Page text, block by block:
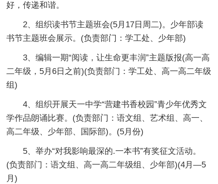
好，传递和谐。
2、组织读书节主题班会(5月17日周二)。少年部读
书节主题班会展示。(负责部门：学工处、少年部)
3、编辑一期“阅读，让生命更丰润”主题版报(高一高
二年级，5月6日之前)(负责部门：学工处、高一高二年级
组)
4、组织开展天一中学“营建书香校园”青少年优秀文
学作品朗诵比赛。(负责部门：语文组、艺术组、高一、
高二年级、少年部、国际部)。(5月份)
5、举办“对我影响最深的.一本书”有奖征文活动。
(负责部门：语文组、高一高二年级组、少年部)(4月—5
月)